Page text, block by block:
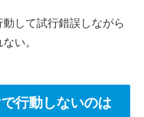
して試行錯誤しながら
い。
行動しないのは